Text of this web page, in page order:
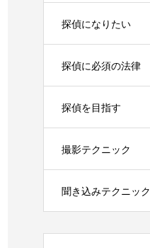
探偵になりたい
探偵に必須の法律
探偵を目指す
撮影テクニック
聞き込みテクニック